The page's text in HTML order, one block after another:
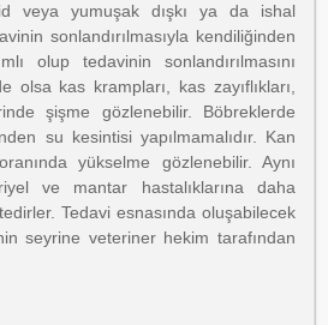
veya yumuşak dışkı ya da ishal
sonlandırılmasıyla kendiliğinden
olup tedavinin sonlandırılmasını
olsa kas krampları, kas zayıflıkları,
şişme gözlenebilir. Böbreklerde
su kesintisi yapılmamalıdır. Kan
yükselme gözlenebilir. Aynı
ve mantar hastalıklarına daha
Tedavi esnasında oluşabilecek
seyrine veteriner hekim tarafından